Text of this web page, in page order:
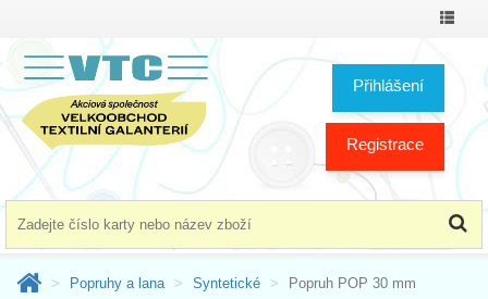
Přihlášení
Registrace
Popruhy a lana Syntetické Popruh POP 30 mm